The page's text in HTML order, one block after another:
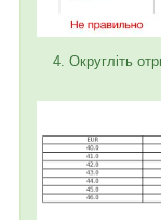
4. Округліть